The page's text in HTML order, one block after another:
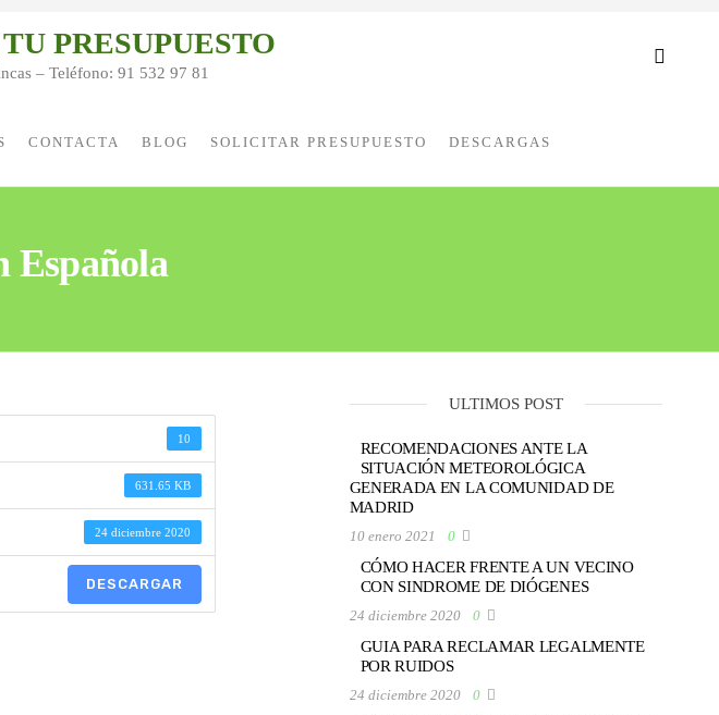
PRESUPUESTO
– Teléfono: 91 532 97 81
CONTACTA BLOG SOLICITAR PRESUPUESTO DESCARGAS
Española
10
631.65 KB
24 diciembre 2020
DESCARGAR
ULTIMOS POST
RECOMENDACIONES ANTE LA
SITUACIÓN METEOROLÓGICA
GENERADA EN LA COMUNIDAD DE
MADRID
10 enero 2021 0
CÓMO HACER FRENTE A UN VECINO
CON SINDROME DE DIÓGENES
24 diciembre 2020 0
GUIA PARA RECLAMAR LEGALMENTE
POR RUIDOS
24 diciembre 2020 0